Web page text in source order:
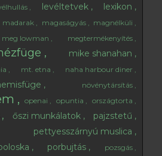
levéltetvek
lexikon
madarak magaságyás magnélküli
meg lowman megtermékenyítés
mike shanahan
mt. etna
naha harbour diner
növénytársítás
openai opuntia
országtorta
őszi munkálatok
pajzstetű
pettyesszárnyú muslica
porbujtás
pozsgás